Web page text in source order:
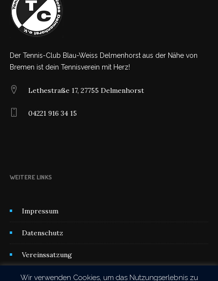
Der Tennis-Club Blau-Weiss Delmenhorst aus der Nähe von
Bremen ist dein Tennisverein mit Herz!
Lethestraße 17, 27755 Delmenhorst
04221 916 34 15
WEITERE LINKS
Impressum
Datenschutz
Vereinssatzung
Kontakt
Wir verwenden Cookies, um das Nutzungserlebnis zu